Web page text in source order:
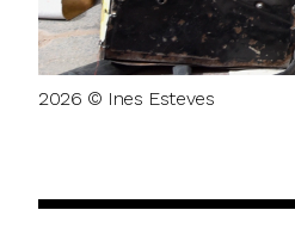
2026 © Ines Esteves